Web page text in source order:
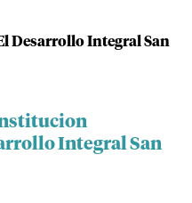
Desarrollo Integral San
Integral San